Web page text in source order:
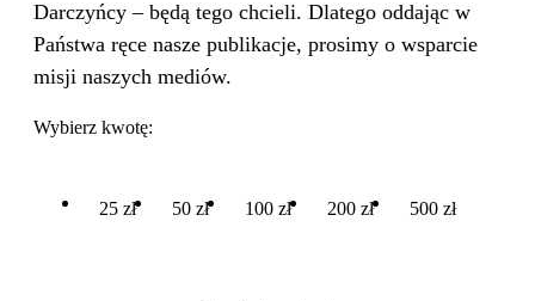
Darczyńcy – będą tego chcieli. Dlatego oddając w
Państwa ręce nasze publikacje, prosimy o wsparcie
misji naszych mediów.
Wybierz kwotę:
25 zł 50 zł 100 zł 200 zł 500 zł